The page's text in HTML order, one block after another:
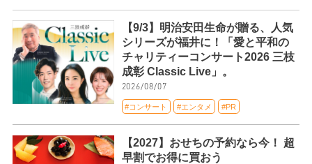
【9/3】明治安田生命が贈る、人気
シリーズが福井に！「愛と平和の
チャリティーコンサート2026 三枝
成彰 Classic Live」。
2026/08/07
#コンサート #エンタメ #PR
【2027】おせちの予約なら今！ 超
早割でお得に買おう